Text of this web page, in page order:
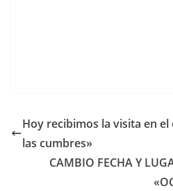
Hoy recibimos la visita en
las cumbres»
CAMBIO FECHA Y